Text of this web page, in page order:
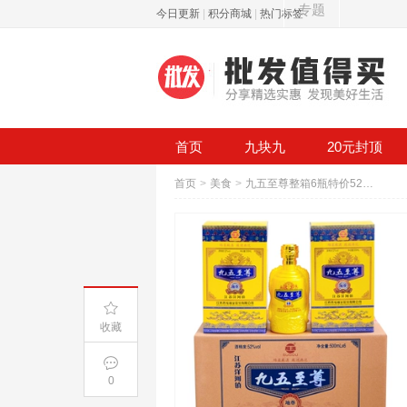
今日更新 积分商城 热门标签
首页 九块九 20元封顶
首页 > 美食 > 九五至尊整箱6瓶特价52度浓香白酒
收藏
0
专题